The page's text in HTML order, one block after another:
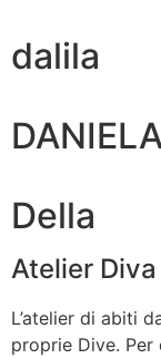
dalila
Della
Atelier Diva
L’atelier di abiti
proprie Dive.